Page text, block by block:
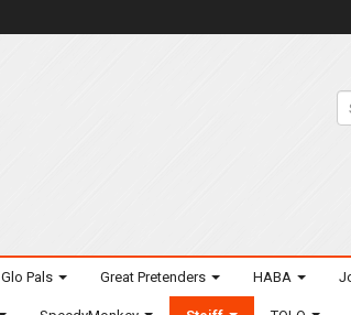
Glo Pals Great Pretenders HABA